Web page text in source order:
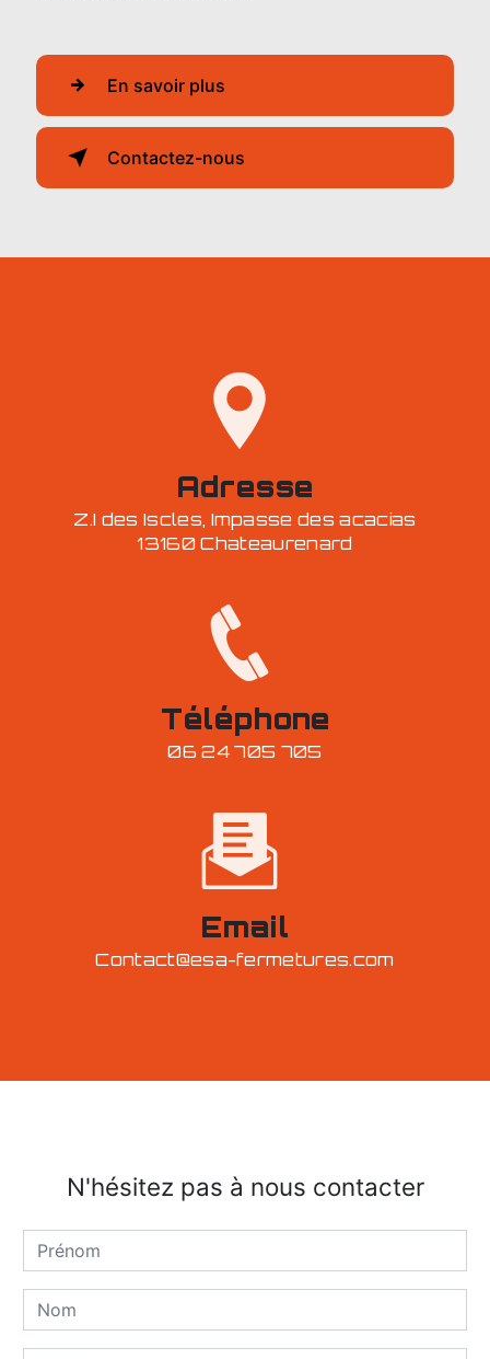
En savoir plus
Contactez-nous
Adresse
Z.I des Iscles, Impasse des acacias
13160 Chateaurenard
Téléphone
06 24 705 705
Email
contact@esa-fermetures.com
N'hésitez pas à nous contacter